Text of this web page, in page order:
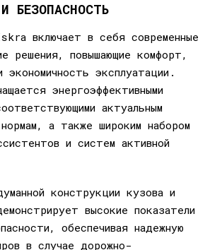
БЕЗОПАСНОСТЬ
включает в себя современные
решения, повышающие комфорт,
экономичность эксплуатации.
энергоэффективными
актуальным
а также широким набором
и систем активной
конструкции кузова и
высокие показатели
обеспечивая надежную
в случае дорожно-